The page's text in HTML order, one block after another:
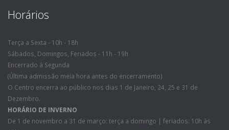
Horários
Terça a Sexta - 10h - 18h
Sábados, Domingos, Feriados - 11h - 19h
Encerrado à Segunda
(Última admissão meia hora antes do encerramento)
O Centro encerra ao público nos dias 1 de Janeiro, 24, 25 e 31 de
Dezembro.
HORÁRIO DE INVERNO
De 1 de novembro a 31 de março: terça a domingo | feriados: 10h às